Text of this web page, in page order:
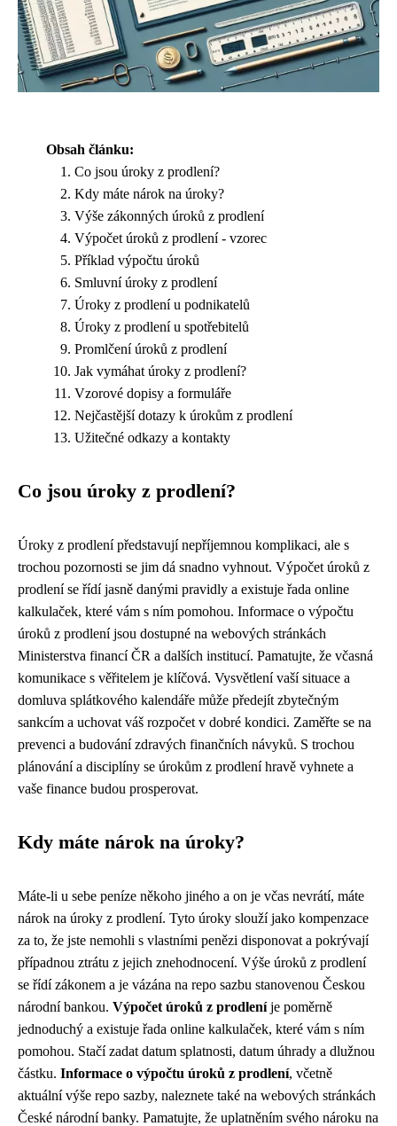
Obsah článku:
Co jsou úroky z prodlení?
Kdy máte nárok na úroky?
Výše zákonných úroků z prodlení
Výpočet úroků z prodlení - vzorec
Příklad výpočtu úroků
Smluvní úroky z prodlení
Úroky z prodlení u podnikatelů
Úroky z prodlení u spotřebitelů
Promlčení úroků z prodlení
Jak vymáhat úroky z prodlení?
Vzorové dopisy a formuláře
Nejčastější dotazy k úrokům z prodlení
Užitečné odkazy a kontakty
Co jsou úroky z prodlení?
Úroky z prodlení představují nepříjemnou komplikaci, ale s
trochou pozornosti se jim dá snadno vyhnout. Výpočet úroků z
prodlení se řídí jasně danými pravidly a existuje řada online
kalkulaček, které vám s ním pomohou. Informace o výpočtu
úroků z prodlení jsou dostupné na webových stránkách
Ministerstva financí ČR a dalších institucí. Pamatujte, že včasná
komunikace s věřitelem je klíčová. Vysvětlení vaší situace a
domluva splátkového kalendáře může předejít zbytečným
sankcím a uchovat váš rozpočet v dobré kondici. Zaměřte se na
prevenci a budování zdravých finančních návyků. S trochou
plánování a disciplíny se úrokům z prodlení hravě vyhnete a
vaše finance budou prosperovat.
Kdy máte nárok na úroky?
Máte-li u sebe peníze někoho jiného a on je včas nevrátí, máte
nárok na úroky z prodlení. Tyto úroky slouží jako kompenzace
za to, že jste nemohli s vlastními penězi disponovat a pokrývají
případnou ztrátu z jejich znehodnocení. Výše úroků z prodlení
se řídí zákonem a je vázána na repo sazbu stanovenou Českou
národní bankou. Výpočet úroků z prodleníje poměrně
jednoduchý a existuje řada online kalkulaček, které vám s ním
pomohou. Stačí zadat datum splatnosti, datum úhrady a dlužnou
částku. Informace o výpočtu úroků z prodlení, včetně
aktuální výše repo sazby, naleznete také na webových stránkách
České národní banky. Pamatujte, že uplatněním svého nároku na